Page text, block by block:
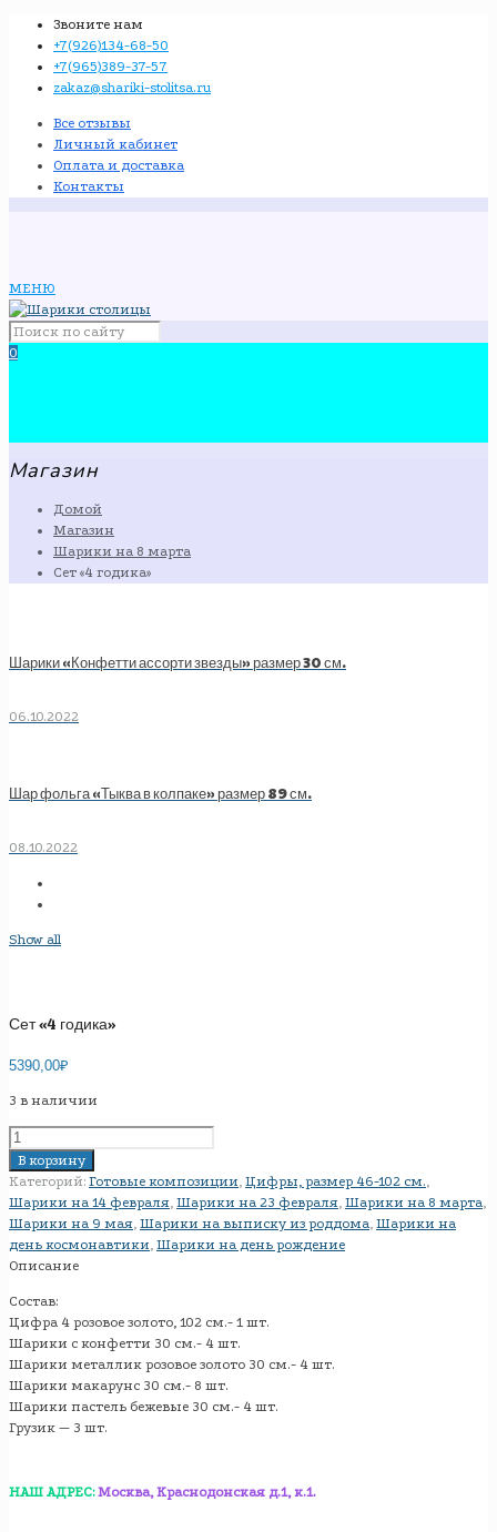
Звоните нам
+7(926)134-68-50
+7(965)389-37-57
zakaz@shariki-stolitsa.ru
Все отзывы
Личный кабинет
Оплата и доставка
Контакты
МЕНЮ
0
Магазин
Домой
Магазин
Шарики на 8 марта
Сет «4 годика»
Шарики «Конфетти ассорти звезды» размер 30 см.
06.10.2022
Шар фольга «Тыква в колпаке» размер 89 см.
08.10.2022
Show all
Сет «4 годика»
5390,00₽
3 в наличии
Количество
товара
Сет
"4
годика"
В корзину
Категорий: Готовые композиции, Цифры, размер 46-102 см.,
Шарики на 14 февраля, Шарики на 23 февраля, Шарики на 8 марта,
Шарики на 9 мая, Шарики на выписку из роддома, Шарики на
день космонавтики, Шарики на день рождение
Описание
Состав:
Цифра 4 розовое золото, 102 см.- 1 шт.
Шарики с конфетти 30 см.- 4 шт.
Шарики металлик розовое золото 30 см.- 4 шт.
Шарики макарунс 30 см.- 8 шт.
Шарики пастель бежевые 30 см.- 4 шт.
Грузик — 3 шт.
НАШ АДРЕС: Москва, Краснодонская д.1, к.1.